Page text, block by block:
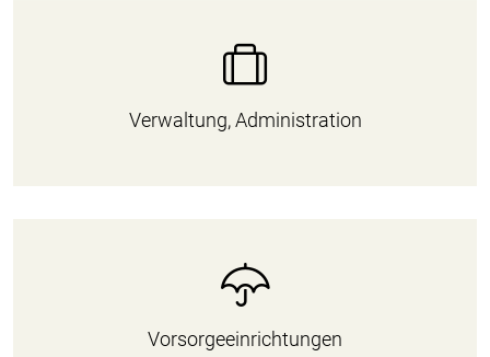
Verwaltung, Administration
Vorsorgeeinrichtungen